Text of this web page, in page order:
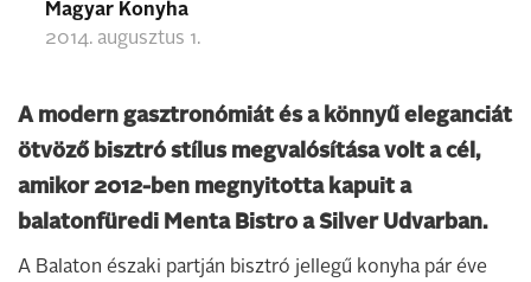
Magyar Konyha
2014. augusztus 1.
A modern gasztronómiát és a könnyű eleganciát
ötvöző bisztró stílus megvalósítása volt a cél,
amikor 2012-ben megnyitotta kapuit a
balatonfüredi Menta Bistro a Silver Udvarban.
A Balaton északi partján bisztró jellegű konyha pár éve